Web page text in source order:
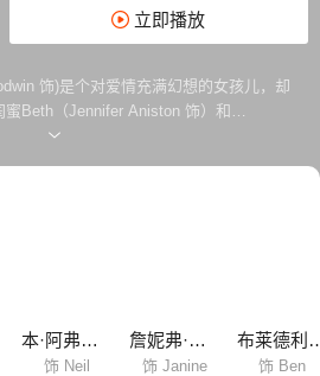
立即播放
饰)是个对爱情充满幻想的女孩儿，却
Beth（Jennifer Aniston 饰）和
不断鼓励GiGi在感情中振奋起来，却各自
（Scarlett Johansson 饰）的婚外情更是
本·阿弗莱克
饰 Neil
詹妮弗·康纳利
饰 Janine
布莱
饰 Ben